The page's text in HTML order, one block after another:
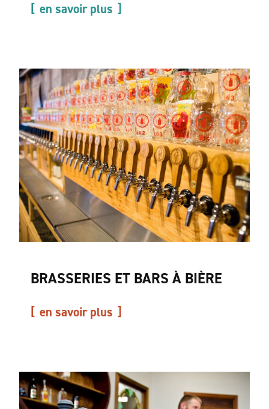
en savoir plus
BRASSERIES ET BARS À BIÈRE
en savoir plus